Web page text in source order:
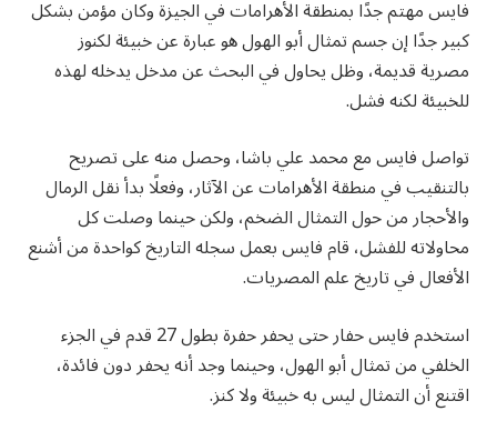
فايس مهتم جدًا بمنطقة الأهرامات في الجيزة وكان مؤمن بشكل
كبير جدًا إن جسم تمثال أبو الهول هو عبارة عن خبيئة لكنوز
مصرية قديمة، وظل يحاول في البحث عن مدخل يدخله لهذه
للخبيئة لكنه فشل.
تواصل فايس مع محمد علي باشا، وحصل منه على تصريح
بالتنقيب في منطقة الأهرامات عن الآثار، وفعلًا بدأ نقل الرمال
والأحجار من حول التمثال الضخم، ولكن حينما وصلت كل
محاولاته للفشل، قام فايس بعمل سجله التاريخ كواحدة من أشنع
الأفعال في تاريخ علم المصريات.
استخدم فايس حفار حتى يحفر حفرة بطول 27 قدم في الجزء
الخلفي من تمثال أبو الهول، وحينما وجد أنه يحفر دون فائدة،
اقتنع أن التمثال ليس به خبيئة ولا كنز.